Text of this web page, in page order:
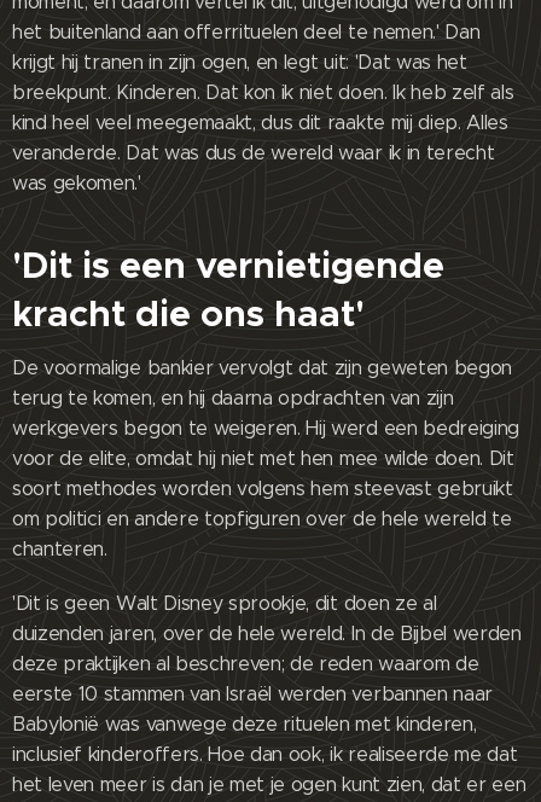
het buitenland aan offerrituelen deel te nemen.' Dan
krijgt hij tranen in zijn ogen, en legt uit: 'Dat was het
breekpunt. Kinderen. Dat kon ik niet doen. Ik heb zelf als
kind heel veel meegemaakt, dus dit raakte mij diep. Alles
veranderde. Dat was dus de wereld waar ik in terecht
was gekomen.'
'Dit is een vernietigende
kracht die ons haat'
De voormalige bankier vervolgt dat zijn geweten begon
terug te komen, en hij daarna opdrachten van zijn
werkgevers begon te weigeren. Hij werd een bedreiging
voor de elite, omdat hij niet met hen mee wilde doen. Dit
soort methodes worden volgens hem steevast gebruikt
om politici en andere topfiguren over de hele wereld te
chanteren.
'Dit is geen Walt Disney sprookje, dit doen ze al
duizenden jaren, over de hele wereld. In de Bijbel werden
deze praktijken al beschreven; de reden waarom de
eerste 10 stammen van Israël werden verbannen naar
Babylonië was vanwege deze rituelen met kinderen,
inclusief kinderoffers. Hoe dan ook, ik realiseerde me dat
het leven meer is dan je met je ogen kunt zien, dat er een